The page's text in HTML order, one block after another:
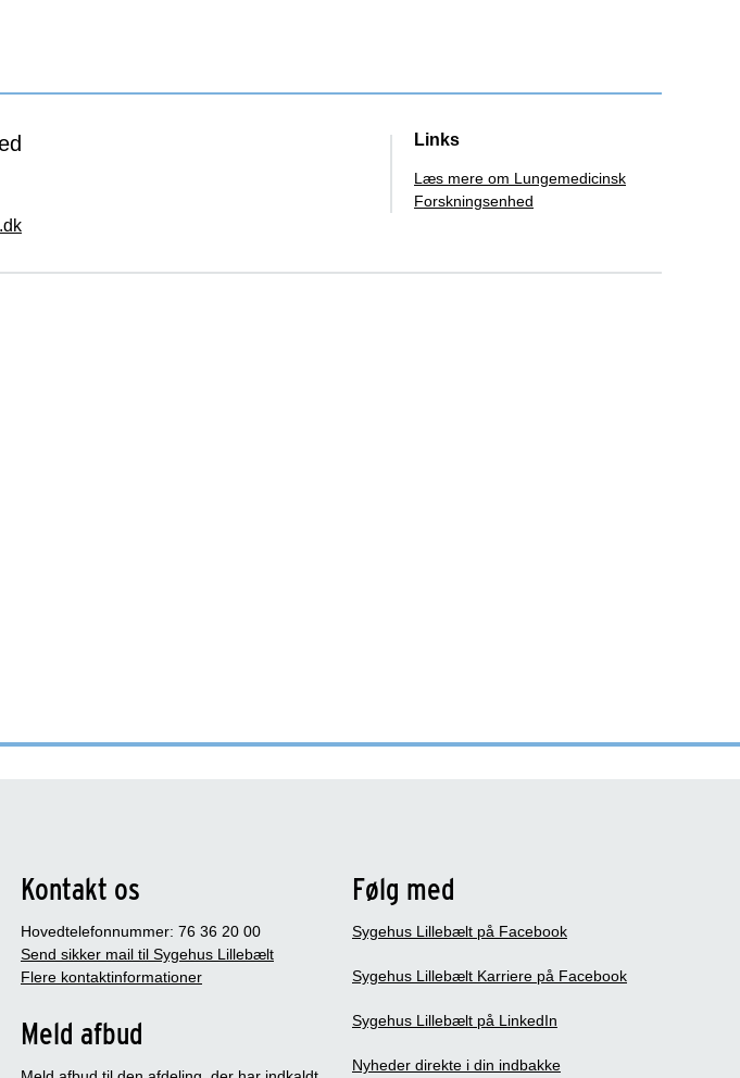
Links
Læs mere om Lungemedicinsk
Forskningsenhed
Kontakt os
Hovedtelefonnummer: 76 36 20 00
Send sikker mail til Sygehus Lillebælt
Flere kontaktinformationer
Meld afbud
Følg med
Sygehus Lillebælt på Facebook
Sygehus Lillebælt Karriere på Facebook
Sygehus Lillebælt på LinkedIn
Nyheder direkte i din indbakke